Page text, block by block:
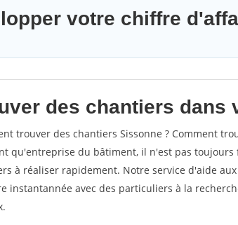
votre chiffre
des chantiers dans
trouver des chantiers Sissonne ? Comment
qu'entreprise du bâtiment, il n'est pas
à réaliser rapidement. Notre service d'aide
instantannée avec des particuliers à la